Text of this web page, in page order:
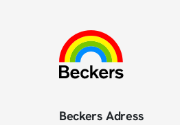
Beckers Adress